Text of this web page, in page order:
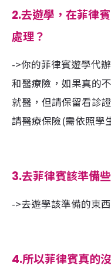
2.去遊學，在菲律
處理？
->你的菲律賓遊學代
和醫療險，如果真的
就醫，但請保留看診
請醫療保險(需依照學
3.去菲律賓該準備
->去遊學該準備的東
4.所以菲律賓真的